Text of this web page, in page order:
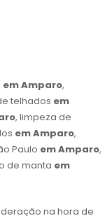
em Amparo,
telhados em
, limpeza de
em Amparo,
Paulo em Amparo,
de manta em
na hora de